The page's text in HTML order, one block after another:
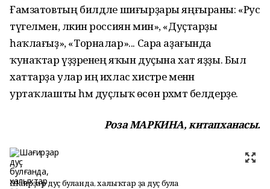
Ғамзатовтың билдәле шиғырҙары яңғыраны: «Рус
түгелмен, ләкин россиян мин», «Дуҫтарҙы
һаҡлағыҙ», «Торналар»... Сара аҙағында
ҡунаҡтар үҙҙәренең яҡын дуҫына хат яҙҙы. Был
хаттарҙа улар иң ихлас хистәре менән
уртаҡлашты һәм дуҫлыҡ өсөн рәхмәт белдерҙе.
Роза МАРКИНА, китапханасы.
Шағирҙар дуҫ булғанда, халыҡтар ҙа дуҫ була